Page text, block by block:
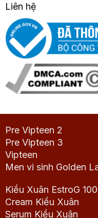
Liên hệ
Pre Vipteen 2
Pre Vipteen 3
Vipteen
Men vi sinh Golden
Kiều Xuân EstroG 100
Cream Kiều Xuân
Serum Kiều Xuân